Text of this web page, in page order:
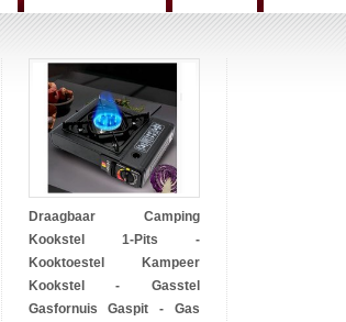
Draagbaar Camping
Kookstel 1-Pits -
Kooktoestel Kampeer
Kookstel - Gasstel
Gasfornuis Gaspit - Gas